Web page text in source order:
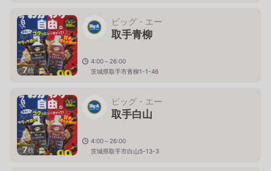
7枚
ビッグ・エー
取手青柳
4:00～26:00
茨城県取手市青柳1-1-46
7枚
ビッグ・エー
取手白山
4:00～26:00
茨城県取手市白山5-13-3